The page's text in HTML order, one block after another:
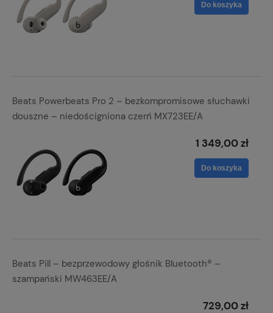
Do koszyka
Beats Powerbeats Pro 2 – bezkompromisowe słuchawki
douszne – niedościgniona czerń MX723EE/A
1 349,00 zł
Do koszyka
Beats Pill – bezprzewodowy głośnik Bluetooth® –
szampański MW463EE/A
729,00 zł